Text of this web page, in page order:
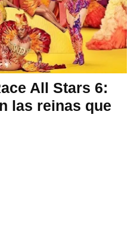
All Stars 6:
las reinas que